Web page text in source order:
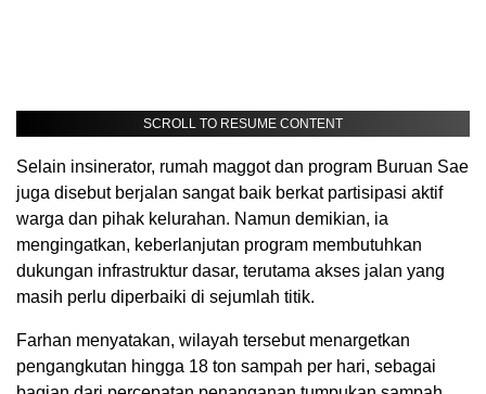
SCROLL TO RESUME CONTENT
Selain insinerator, rumah maggot dan program Buruan Sae
juga disebut berjalan sangat baik berkat partisipasi aktif
warga dan pihak kelurahan. Namun demikian, ia
mengingatkan, keberlanjutan program membutuhkan
dukungan infrastruktur dasar, terutama akses jalan yang
masih perlu diperbaiki di sejumlah titik.
Farhan menyatakan, wilayah tersebut menargetkan
pengangkutan hingga 18 ton sampah per hari, sebagai